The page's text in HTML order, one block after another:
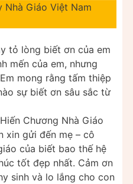
Nhà Giáo Việt Nam
tỏ lòng biết ơn của em
mến của em, nhưng
mong rằng tấm thiệp
sự biết ơn sâu sắc từ
Chương Nhà Giáo
xin gửi đến mẹ – cô
của biết bao thế hệ
tốt đẹp nhất. Cảm ơn
sinh và lo lắng cho con